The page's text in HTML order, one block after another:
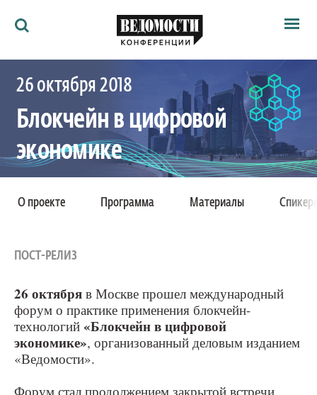
Партнёрам
О нас
Ведомости
Как потратить
Ведомости&
26 октября 2018
Блокчейн в цифровой
экономике
блокчейн-технологий
О проекте Программа Материалы
ПОСТ-РЕЛИЗ
26 октября в Москве прошел международный
форум о практике применения блокчейн-
технологий «Блокчейн в цифровой
экономике», организованный деловым изданием
«Ведомости».
Форум стал продолжением закрытой встречи